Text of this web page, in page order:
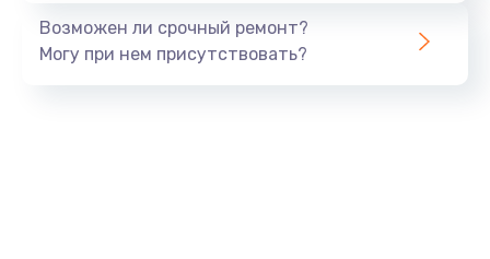
Возможен ли срочный ремонт?
Могу при нем присутствовать?